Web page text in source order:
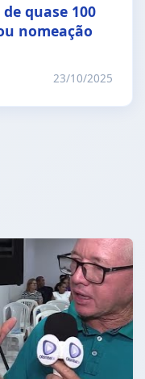
quase 100
nomeação
23/10/2025